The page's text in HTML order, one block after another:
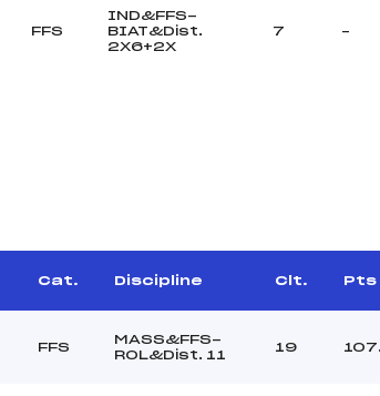
FFS
IND&FFS-
BIAT&Dist.
2X6+2X
7 –
Cat. Discipline Clt. Pts
FFS
MASS&FFS-
ROL&Dist. 11
19